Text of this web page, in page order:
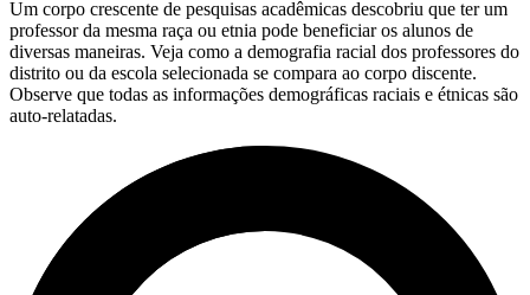
Um corpo crescente de pesquisas acadêmicas descobriu que ter um
professor da mesma raça ou etnia pode beneficiar os alunos de
diversas maneiras. Veja como a demografia racial dos professores do
distrito ou da escola selecionada se compara ao corpo discente.
Observe que todas as informações demográficas raciais e étnicas são
auto-relatadas.